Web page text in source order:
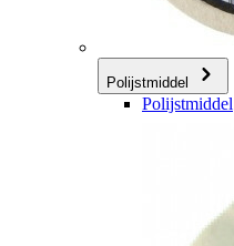
Polijstmiddel
Polijstmiddel